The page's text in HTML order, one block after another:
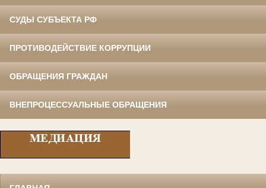
СУДЫ СУБЪЕКТА РФ
ПРОТИВОДЕЙСТВИЕ КОРРУПЦИИ
ОБРАЩЕНИЯ ГРАЖДАН
ВНЕПРОЦЕССУАЛЬНЫЕ ОБРАЩЕНИЯ